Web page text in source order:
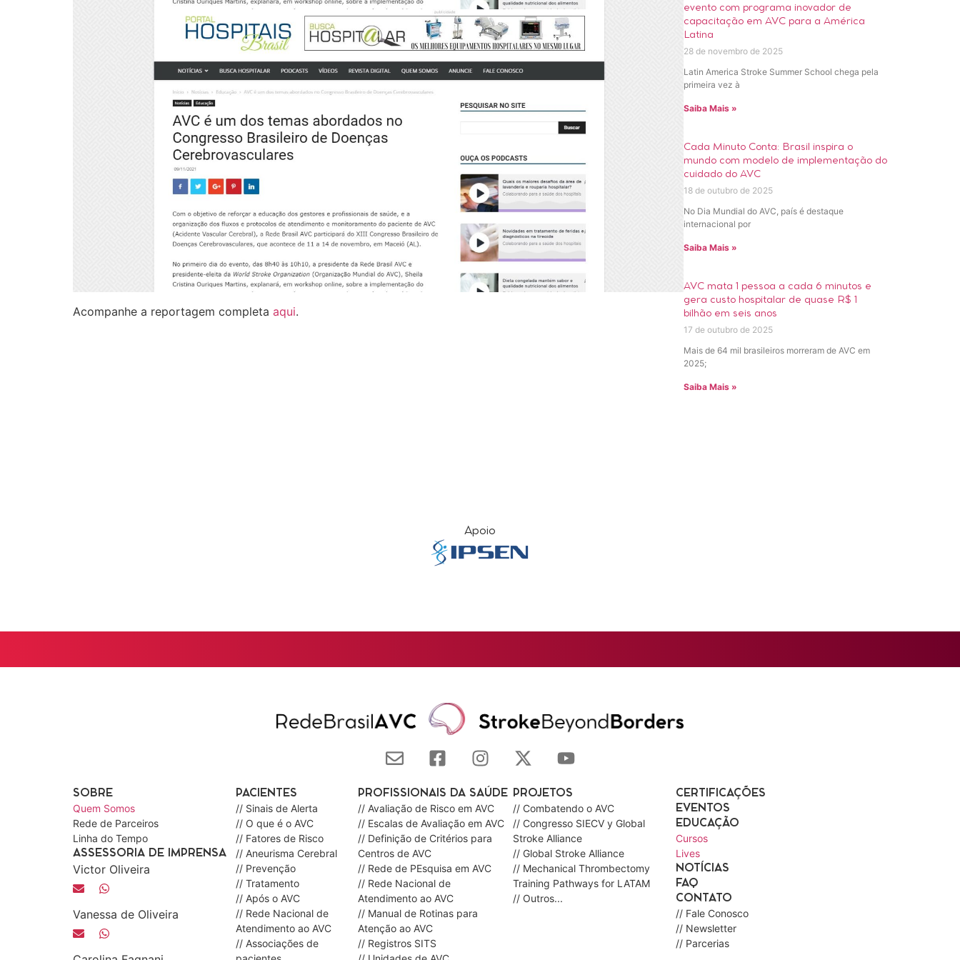
Acompanhe a reportagem completa aqui.
evento com programa inovador de
capacitação em AVC para a América
Latina
28 de novembro de 2025
Latin America Stroke Summer School chega pela
primeira vez à
Saiba Mais »
Cada Minuto Conta: Brasil inspira o
mundo com modelo de implementação do
cuidado do AVC
18 de outubro de 2025
No Dia Mundial do AVC, país é destaque
internacional por
Saiba Mais »
AVC mata 1 pessoa a cada 6 minutos e
gera custo hospitalar de quase R$ 1
bilhão em seis anos
17 de outubro de 2025
Mais de 64 mil brasileiros morreram de AVC em
2025;
Saiba Mais »
Apoio
SOBRE
Quem Somos
Rede de Parceiros
Linha do Tempo
ASSESSORIA DE IMPRENSA
Victor Oliveira
Vanessa de Oliveira
PACIENTES
// Sinais de Alerta
// O que é o AVC
// Fatores de Risco
// Aneurisma Cerebral
// Prevenção
// Tratamento
// Após o AVC
// Rede Nacional de
Atendimento ao AVC
// Associações de
PROFISSIONAIS DA SAÚDE
// Avaliação de Risco em AVC
// Escalas de Avaliação em AVC
// Definição de Critérios para
Centros de AVC
// Rede de PEsquisa em AVC
// Rede Nacional de
Atendimento ao AVC
// Manual de Rotinas para
Atenção ao AVC
// Registros SITS
PROJETOS
// Combatendo o AVC
// Congresso SIECV y Global
Stroke Alliance
// Global Stroke Alliance
// Mechanical Thrombectomy
Training Pathways for LATAM
// Outros...
CERTIFICAÇÕES
EVENTOS
EDUCAÇÃO
Cursos
Lives
NOTÍCIAS
FAQ
CONTATO
// Fale Conosco
// Newsletter
// Parcerias